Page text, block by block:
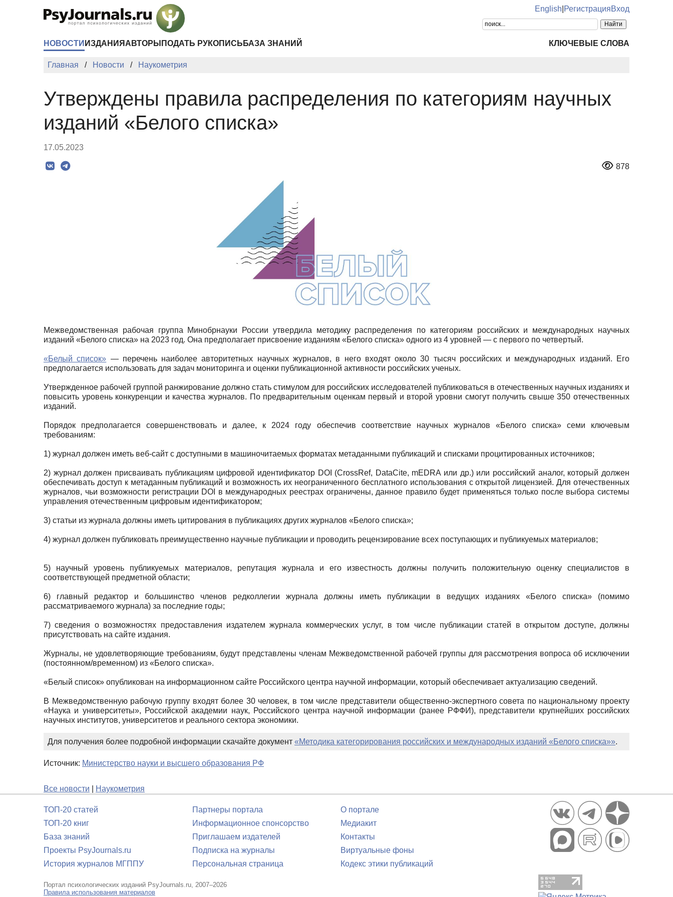
English РегистрацияВход
НОВОСТИ ИЗДАНИЯ АВТОРЫ ПОДАТЬ РУКОПИСЬ БАЗА ЗНАНИЙ КЛЮЧЕВЫЕ СЛОВА
Главная Новости Наукометрия
Утверждены правила распределения по категориям научных
изданий «Белого списка»
17.05.2023
878
Межведомственная рабочая группа Минобрнауки России утвердила методику распределения по категориям российских и международных научных
изданий «Белого списка» на 2023 год. Она предполагает присвоение изданиям «Белого списка» одного из 4 уровней — с первого по четвертый.
«Белый список» — перечень наиболее авторитетных научных журналов, в него входят около 30 тысяч российских и международных изданий. Его
предполагается использовать для задач мониторинга и оценки публикационной активности российских ученых.
Утвержденное рабочей группой ранжирование должно стать стимулом для российских исследователей публиковаться в отечественных научных изданиях и
повысить уровень конкуренции и качества журналов. По предварительным оценкам первый и второй уровни смогут получить свыше 350 отечественных
изданий.
Порядок предполагается совершенствовать и далее, к 2024 году обеспечив соответствие научных журналов «Белого списка» семи ключевым
требованиям:
1) журнал должен иметь веб-сайт с доступными в машиночитаемых форматах метаданными публикаций и списками процитированных источников;
2) журнал должен присваивать публикациям цифровой идентификатор DOI (CrossRef, DataCite, mEDRA или др.) или российский аналог, который должен
обеспечивать доступ к метаданным публикаций и возможность их неограниченного бесплатного использования с открытой лицензией. Для отечественных
журналов, чьи возможности регистрации DOI в международных реестрах ограничены, данное правило будет применяться только после выбора системы
управления отечественным цифровым идентификатором;
3) статьи из журнала должны иметь цитирования в публикациях других журналов «Белого списка»;
4) журнал должен публиковать преимущественно научные публикации и проводить рецензирование всех поступающих и публикуемых материалов;
5) научный уровень публикуемых материалов, репутация журнала и его известность должны получить положительную оценку специалистов в
соответствующей предметной области;
6) главный редактор и большинство членов редколлегии журнала должны иметь публикации в ведущих изданиях «Белого списка» (помимо
рассматриваемого журнала) за последние годы;
7) сведения о возможностях предоставления издателем журнала коммерческих услуг, в том числе публикации статей в открытом доступе, должны
присутствовать на сайте издания.
Журналы, не удовлетворяющие требованиям, будут представлены членам Межведомственной рабочей группы для рассмотрения вопроса об исключении
(постоянном/временном) из «Белого списка».
«Белый список» опубликован на информационном сайте Российского центра научной информации, который обеспечивает актуализацию сведений.
В Межведомственную рабочую группу входят более 30 человек, в том числе представители общественно-экспертного совета по национальному проекту
«Наука и университеты», Российской академии наук, Российского центра научной информации (ранее РФФИ), представители крупнейших российских
научных институтов, университетов и реального сектора экономики.
Для получения более подробной информации скачайте документ «Методика категорирования российских и международных изданий «Белого списка»».
Источник: Министерство науки и высшего образования РФ
Все новости Наукометрия
ТОП-20 статей
ТОП-20 книг
База знаний
Проекты PsyJournals.ru
История журналов МГППУ
Партнеры портала
Информационное спонсорство
Приглашаем издателей
Подписка на журналы
Персональная страница
О портале
Медиакит
Контакты
Виртуальные фоны
Кодекс этики публикаций
Портал психологических изданий PsyJournals.ru, 2007–2026
Правила использования материалов